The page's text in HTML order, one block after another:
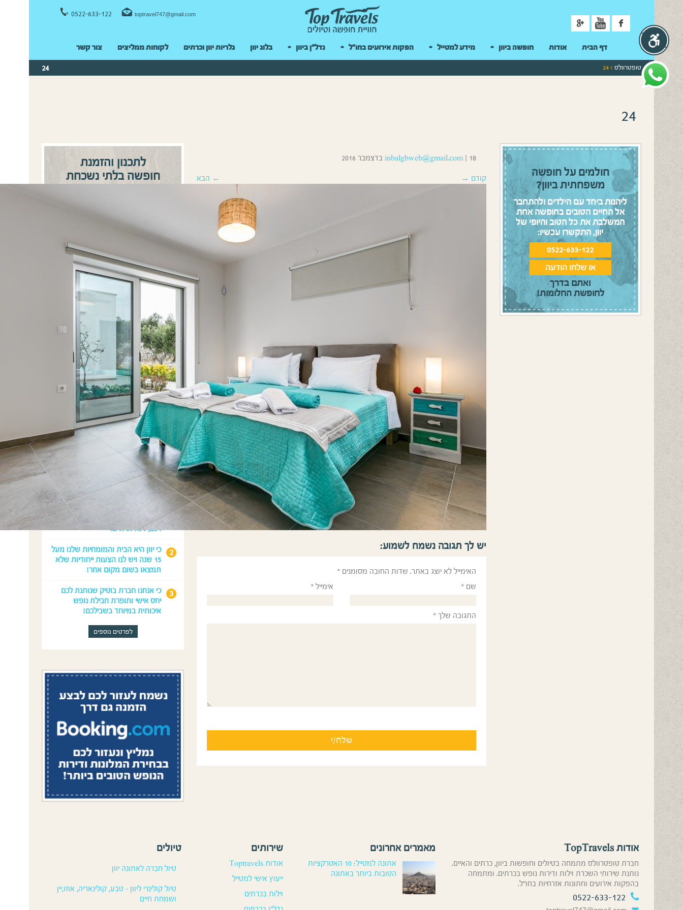
0522-633-122 toptravel747@gmail.com
דף הבית אודות חופשה ביוון מידע למטייל הפקות אירועים בחו"ל נדל"ן ביוון בלוג יוון גלריות יוון וכרתים לקוחות ממליצים צור קשר
טופטרוולס > 24
24
24
לתכנון והזמנת
חופשה בלתי נשכחת
מדוע לנפוש איתנו?
כי נדאג לכל מה שצריך לחופשה
המושלמת שלכם: טיסות, השכרת
רכב, לינה וטיולים.
כי יוון היא הבית והמומחיות שלנו מעל
15 שנה ויש לנו הצעות ייחודיות שלא
תמצאו בשום מקום אחר!
כי אנחנו חברת בוטיק שנותנת לכם
יחס אישי ותופרת חבילת נופש
איכותית במיוחד בשבילכם!
לפרטים נוספים
inbalgbweb@gmail.com 18 בדצמבר 2016
קודם → ← הבא
יש לך תגובה נשמח לשמוע:
האימייל לא יוצג באתר. שדות החובה מסומנים *
שם * אימייל *
התגובה שלך *
חולמים על חופשה
משפחתית ביוון?
ליהנות ביחד עם הילדים ולהתחבר
אל החיים הטובים בחופשה אחת
המשלבת את כל הטוב והיופי של
יוון, התקשרו עכשיו:
0522-633-122
או שלחו הודעה
ואתם בדרך
לחופשת החלומות!
טיולים
טיול חברה לאתונה יוון
טיול קולינרי ליוון – טבע, קולינאריה, אוזו,יין
ושמחת חיים
שירותים
אודות Toptravels
ייעוץ אישי למטייל
וילות בכרתים
מאמרים אחרונים
אתונה למטייל: 10 האטרקציות
הטובות ביותר באתונה
אודות TopTravels
חברת טופטרוולס מתמחה בטיולים וחופשות ביוון, כרתים והאיים.
נותנת שירותי השכרת וילות ודירות נופש בכרתים. ומתמחה
בהפקות אירועים וחתונות אזרחיות בחו”ל.
0522-633-122